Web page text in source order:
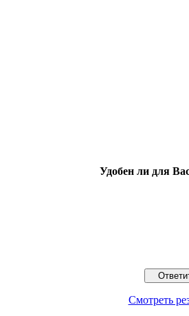
Удобен ли для
Смотреть